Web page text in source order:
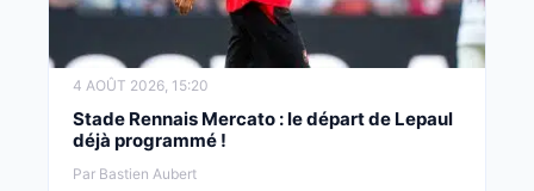
4 AOÛT 2026, 15:20
Stade Rennais Mercato : le départ de Lepaul
déjà programmé !
Par Bastien Aubert